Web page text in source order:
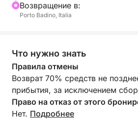
Этот тур выделяется своей
подходит для пар, семей или
желающих провести особенный
погрузившись в море, природу
для себя одну из самых
Средиземноморья.
Bозвращение в:
Porto Badino, Italia
Что нужно знать
Правила отмены
Возврат 70% средств не
прибытия, за исключением
Право на отказ от этого
Нет. Подробнее